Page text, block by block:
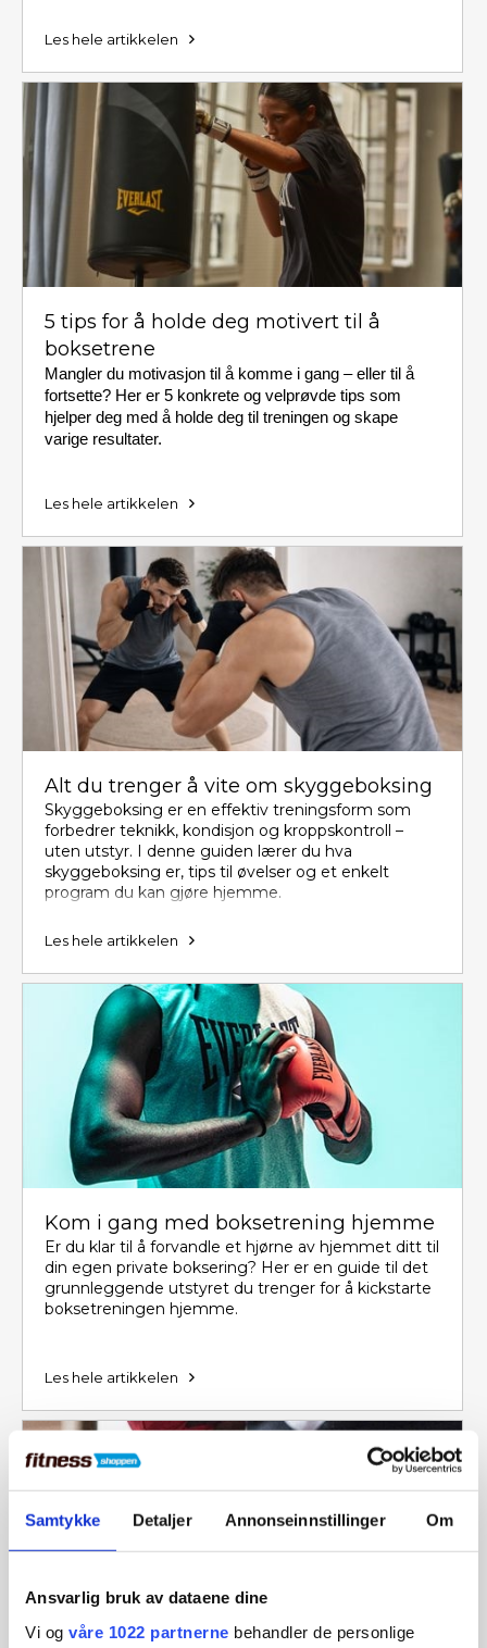
Samtykke Detaljer Annonseinnstillinger Om
Ansvarlig bruk av dataene dine
Vi og våre 1022 partnerne behandler de personlige
Les hele artikkelen
5 tips for å holde deg motivert til å
boksetrene
Mangler du motivasjon til å komme i gang – eller til å
fortsette? Her er 5 konkrete og velprøvde tips som
hjelper deg med å holde deg til treningen og skape
varige resultater.
Les hele artikkelen
Alt du trenger å vite om skyggeboksing
Skyggeboksing er en effektiv treningsform som
forbedrer teknikk, kondisjon og kroppskontroll –
uten utstyr. I denne guiden lærer du hva
skyggeboksing er, tips til øvelser og et enkelt
program du kan gjøre hjemme.
Les hele artikkelen
Kom i gang med boksetrening hjemme
Er du klar til å forvandle et hjørne av hjemmet ditt til
din egen private boksering? Her er en guide til det
grunnleggende utstyret du trenger for å kickstarte
boksetreningen hjemme.
Les hele artikkelen